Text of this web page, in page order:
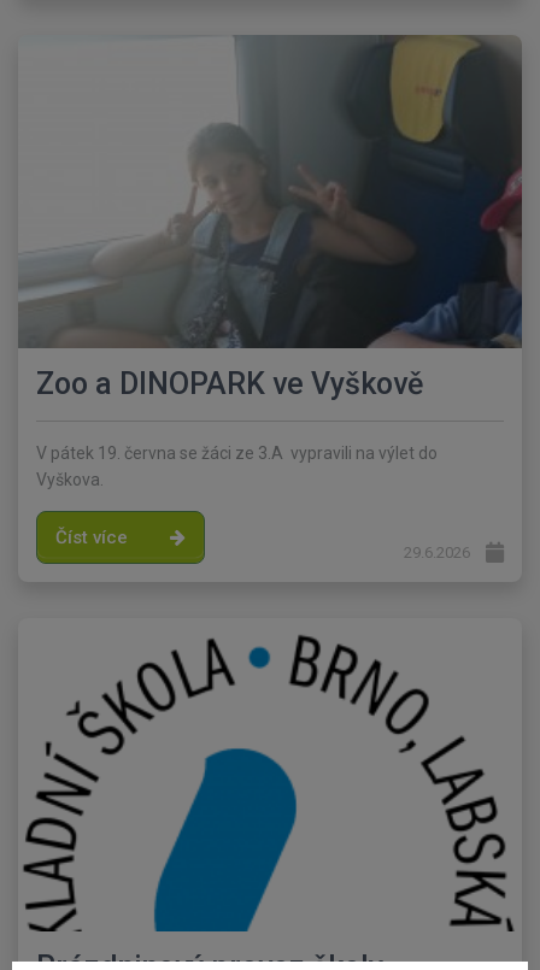
Zoo a DINOPARK ve Vyškově
V pátek 19. června se žáci ze 3.A vypravili na výlet do
Vyškova.
Číst více
29.6.2026